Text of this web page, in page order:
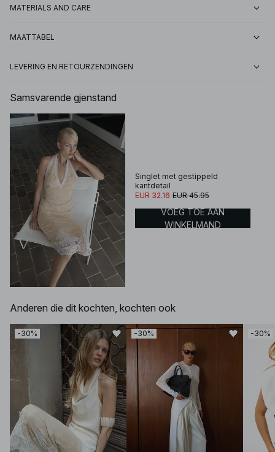
MATERIALS AND CARE
MAATTABEL
LEVERING EN RETOURZENDINGEN
Samsvarende gjenstand
Singlet met gestippeld
kantdetail
EUR 32.16 EUR 45.95
VOEG TOE AAN
WINKELMAND
Anderen die dit kochten, kochten ook
-30% -30% -30%